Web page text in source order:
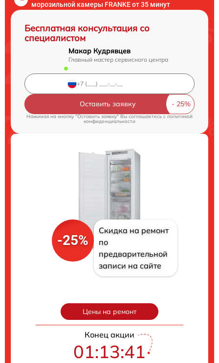
морозильной камеры FRANKE от 35 минут
Бесплатная консультация со
специалистом
Макар Кудрявцев
Главный мастер сервисного центра
Оставить заявку
Нажимая на кнопку "Оставить заявку" Вы соглашаетесь cполитикой
конфиденциальности
-25%
Скидка на ремонт
по
предварительной
записи на сайте
Цены на ремонт
Конец акции
01:13:40